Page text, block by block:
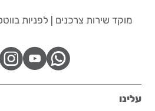
מוקד שירות צרכנים | לפניות בווטסאפ -
עלינו